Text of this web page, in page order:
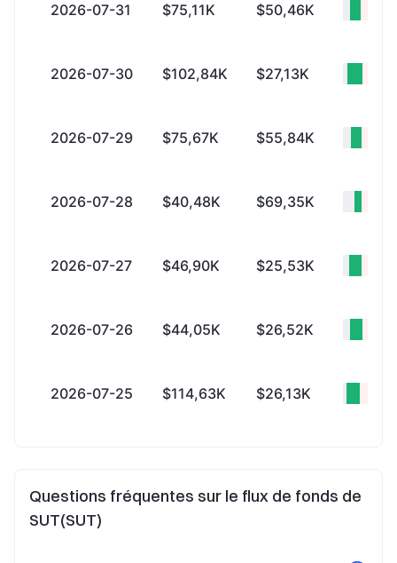
2026-07-31 $75,11K $50,46K
2026-07-30 $102,84K $27,13K
2026-07-29 $75,67K $55,84K
2026-07-28 $40,48K $69,35K
2026-07-27 $46,90K $25,53K
2026-07-26 $44,05K $26,52K
2026-07-25 $114,63K $26,13K
Questions fréquentes sur le flux de fonds de
SUT(SUT)